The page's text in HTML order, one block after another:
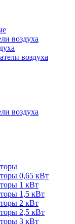
воздуха
воздуха
воздуха
0,65 кВт
1 кВт
1,5 кВт
2 кВт
2,5 кВт
3 кВт